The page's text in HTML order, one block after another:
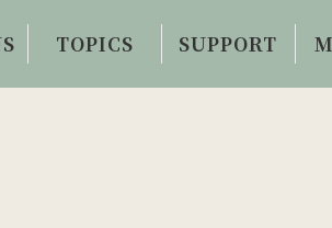
TOPICS SUPPORT